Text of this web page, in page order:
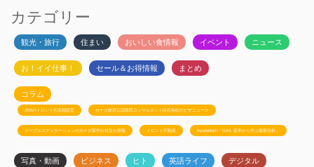
カテゴリー
観光・旅行 住まい おいしい食情報 イベント ニュース
お！イイ仕事！ セール＆お得情報 まとめ
コラム
JSSのトロント生活相談室 カナダ政府公認移民コンサルタント白石有紀のビザニュース
メープルエデュケーションのカナダ留学お役立ち情報 トロント不動産 Ayudanteの「GA4: 基本から学ぶ最新分析」
写真・動画 ビジネス ヒト 英語ライフ デジタル